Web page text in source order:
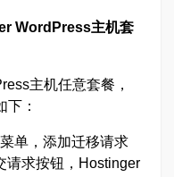
WordPress主机套
主机任意套餐，
：
单，添加迁移请求
请求按钮，Hostinger